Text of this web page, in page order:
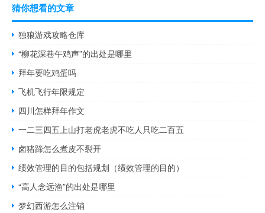
猜你想看的文章
独狼游戏攻略仓库
“柳花深巷午鸡声”的出处是哪里
拜年要吃鸡蛋吗
飞机飞行年限规定
四川怎样拜年作文
一二三四五上山打老虎老虎不吃人只吃二百五
卤猪蹄怎么煮皮不裂开
绩效管理的目的包括规划（绩效管理的目的）
“高人念远渔”的出处是哪里
梦幻西游怎么注销